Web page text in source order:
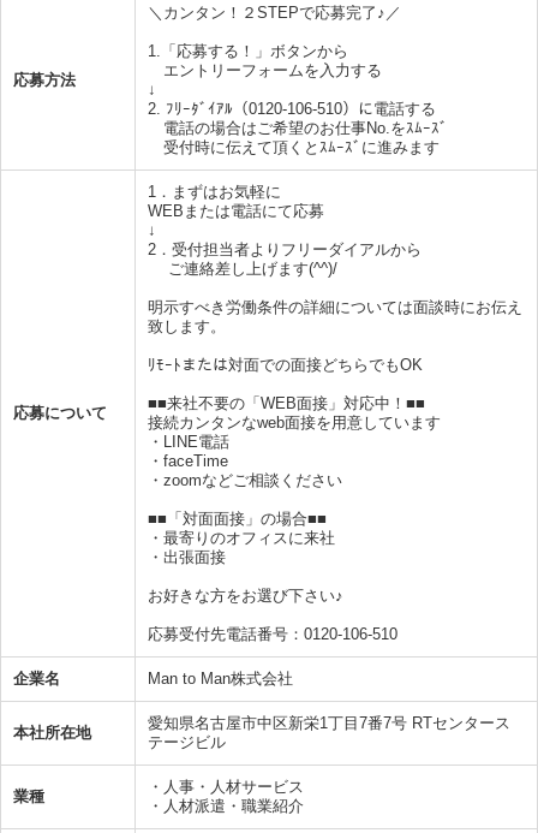
応募方法
＼カンタン！２STEPで応募完了♪／
1.「応募する！」ボタンから
エントリーフォームを入力する
↓
2. ﾌﾘｰﾀﾞｲｱﾙ（0120-106-510）に電話する
電話の場合はご希望のお仕事No.をｽﾑｰｽﾞ
受付時に伝えて頂くとｽﾑｰｽﾞに進みます
応募について
1．まずはお気軽に
WEBまたは電話にて応募
↓
2．受付担当者よりフリーダイアルから
ご連絡差し上げます(^^)/
明示すべき労働条件の詳細については面談時にお伝え
致します。
ﾘﾓｰﾄまたは対面での面接どちらでもOK
■■来社不要の「WEB面接」対応中！■■
接続カンタンなweb面接を用意しています
・LINE電話
・faceTime
・zoomなどご相談ください
■■「対面面接」の場合■■
・最寄りのオフィスに来社
・出張面接
お好きな方をお選び下さい♪
応募受付先電話番号：0120-106-510
企業名 Man to Man株式会社
本社所在地
愛知県名古屋市中区新栄1丁目7番7号 RTセンタース
テージビル
業種
・人事・人材サービス
・人材派遣・職業紹介